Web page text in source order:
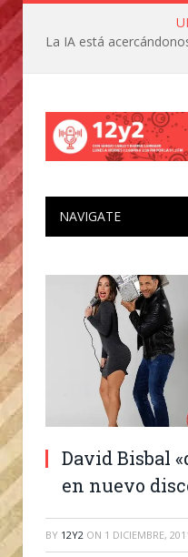
NAVIGATE
David Bisbal
en nuevo
BY 12Y2 ON 1 DICIEMBRE,